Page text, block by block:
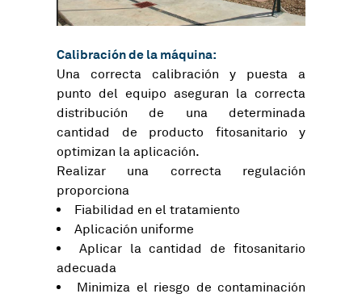
Calibración de la máquina:
Una correcta calibración y puesta a
punto del equipo aseguran la correcta
distribución de una determinada
cantidad de producto fitosanitario y
optimizan la aplicación.
Realizar una correcta regulación
proporciona
Fiabilidad en el tratamiento
Aplicación uniforme
Aplicar la cantidad de fitosanitario
adecuada
Minimiza el riesgo de contaminación